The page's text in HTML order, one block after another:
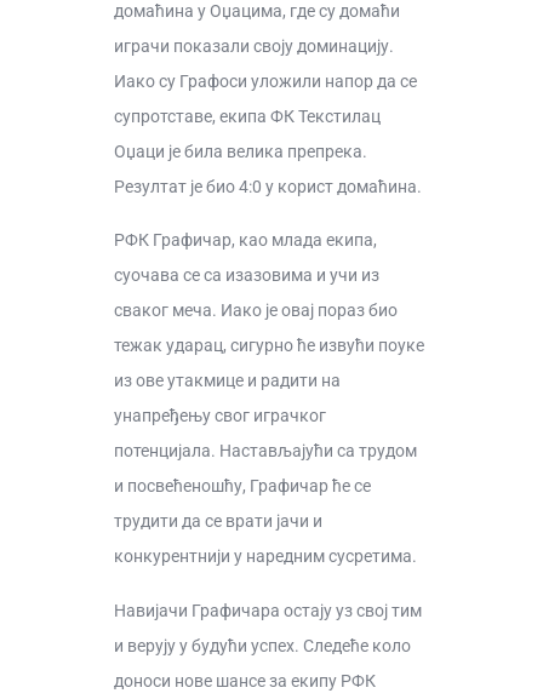
домаћина у Оџацима, где су домаћи
играчи показали своју доминацију.
Иако су Графоси уложили напор да се
супротставе, екипа ФК Текстилац
Оџаци је била велика препрека.
Резултат је био 4:0 у корист домаћина.
РФК Графичар, као млада екипа,
суочава се са изазовима и учи из
сваког меча. Иако је овај пораз био
тежак ударац, сигурно ће извући поуке
из ове утакмице и радити на
унапређењу свог играчког
потенцијала. Настављајући са трудом
и посвећеношћу, Графичар ће се
трудити да се врати јачи и
конкурентнији у наредним сусретима.
Навијачи Графичара остају уз свој тим
и верују у будући успех. Следеће коло
доноси нове шансе за екипу РФК